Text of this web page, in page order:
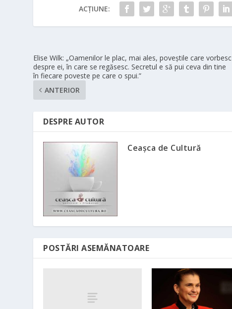
ACȚIUNE:
Elise Wilk: „Oamenilor le plac, mai ales, poveștile care vorbesc
despre ei, în care se regăsesc. Secretul e să pui ceva din tine
în fiecare poveste pe care o spui.”
ANTERIOR
DESPRE AUTOR
Ceașca de Cultură
POSTĂRI ASEMĂNATOARE